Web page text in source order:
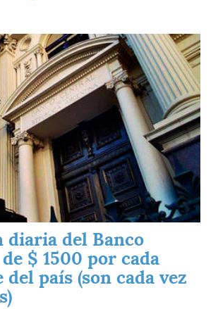
diaria del Banco
$ 1500 por cada
país (son cada vez